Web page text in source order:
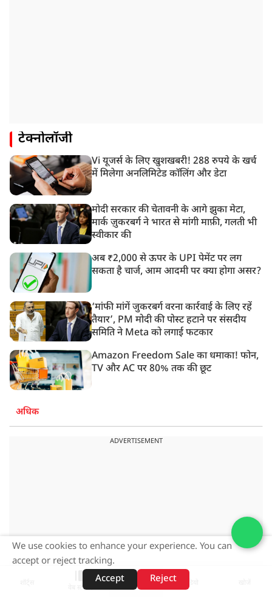
टेक्नोलॉजी
Vi यूजर्स के लिए खुशखबरी! 288 रुपये के खर्च
में मिलेगा अनलिमिटेड कॉलिंग और डेटा
मोदी सरकार की चेतावनी के आगे झुका मेटा,
मार्क ज़ुकरबर्ग ने भारत से मांगी माफ़ी, गलती भी
स्वीकार की
अब ₹2,000 से ऊपर के UPI पेमेंट पर लग
सकता है चार्ज, आम आदमी पर क्या होगा असर?
‘मांफी मांगें जुकरबर्ग वरना कार्रवाई के लिए रहें
तैयार’, PM मोदी की पोस्ट हटाने पर संसदीय
समिति ने Meta को लगाई फटकार
Amazon Freedom Sale का धमाका! फोन,
TV और AC पर 80% तक की छूट
अधिक
ADVERTISEMENT
वेब स्टोरीज़
We use cookies to enhance your experience. You can
accept or reject tracking.
Accept
Reject